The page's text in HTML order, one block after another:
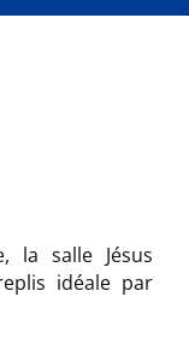
la salle Jésus
idéale par